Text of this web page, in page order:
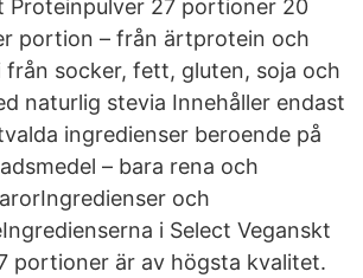
Proteinpulver 27 portioner 20
portion – från ärtprotein och
socker, fett, gluten, soja och
naturlig stevia Innehåller endast
ingredienser beroende på
– bara rena och
och
i Select Veganskt
portioner är av högsta kvalitet.